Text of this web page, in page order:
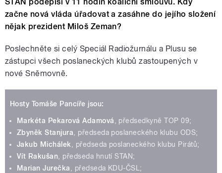
začne nová vláda úřadovat a zasáhne do jejího složení
nějak prezident Miloš Zeman?
Poslechněte si celý Speciál Radiožurnálu a Plusu se
zástupci všech poslaneckých klubů zastoupených v
nové Sněmovně.
Hosty Tomáše Pancíře jsou:
Markéta Pekarová Adamová, předsedkyně TOP 09;
Zbyněk Stanjura, předseda poslaneckého klubu ODS;
Jakub Michálek, předseda poslaneckého klubu Pirátů;
Vít Rakušan, předseda hnutí STAN;
Marian Jurečka, předseda KDU-ČSL;